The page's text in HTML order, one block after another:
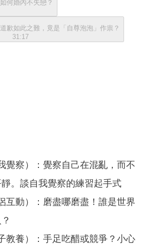
何婚內不失戀？
歉如此之難，竟是「自尊泡泡」作祟？
31:17
覺察）：覺察自己在混亂，而不
。談自我覺察的練習起手式
互動）：磨盡哪磨盡！誰是世界
教養）：手足吃醋或競爭？小心